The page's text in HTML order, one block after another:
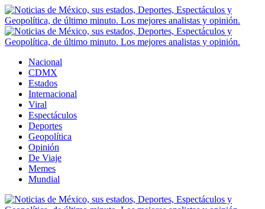
Nacional
CDMX
Estados
Internacional
Viral
Espectáculos
Deportes
Geopolítica
Opinión
De Viaje
Memes
Mundial